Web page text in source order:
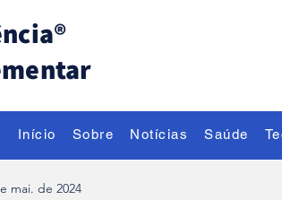
®
Início Sobre Notícias Saúde
mai. de 2024